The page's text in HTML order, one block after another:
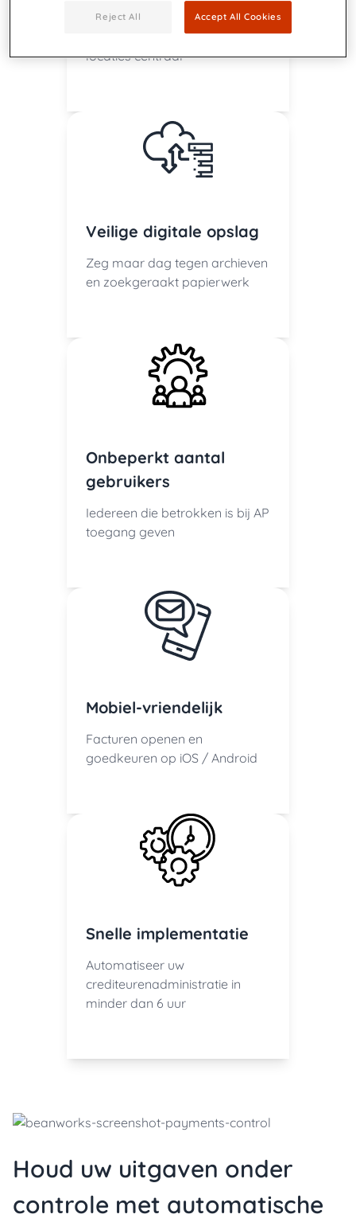
Multi-company
Beheer meerdere bedrijven of
locaties centraal
Veilige digitale opslag
Zeg maar dag tegen archieven
en zoekgeraakt papierwerk
Onbeperkt aantal
gebruikers
Iedereen die betrokken is bij AP
toegang geven
Mobiel-vriendelijk
Facturen openen en
goedkeuren op iOS / Android
Snelle implementatie
Automatiseer uw
crediteurenadministratie in
minder dan 6 uur
Houd uw uitgaven onder
controle met automatische
Reject All Accept All Cookies